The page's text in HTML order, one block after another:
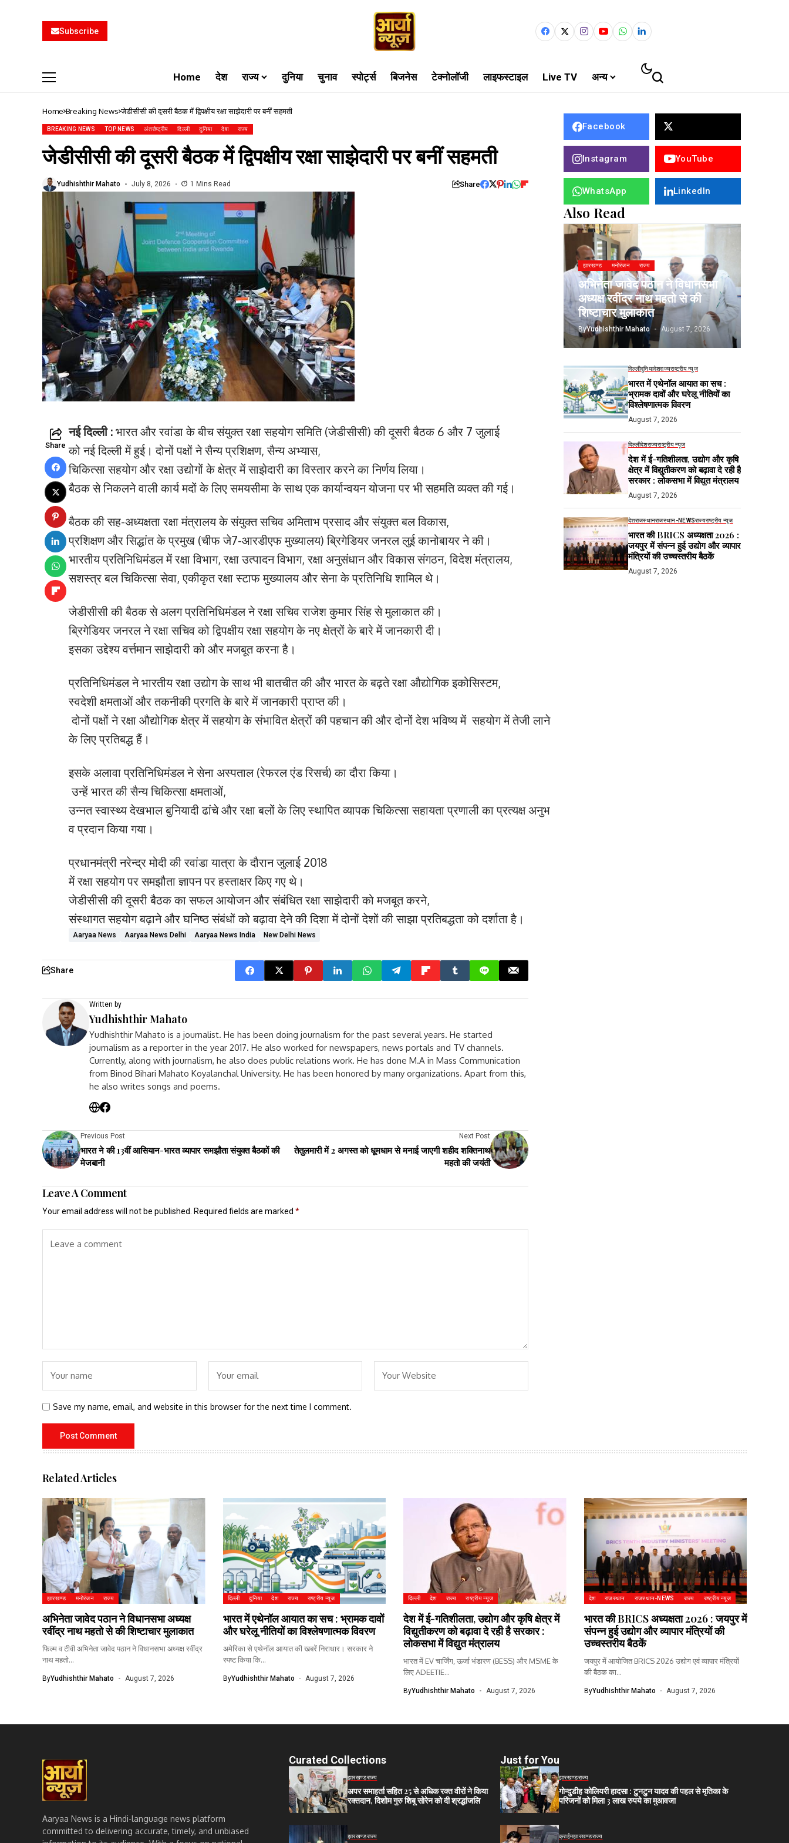
Subscribe
Home देश राज्य दुनिया चुनाव स्पोर्ट्स बिजनेस टेक्नोलॉजी लाइफस्टाइल Live TV अन्य
Home Breaking News जेडीसीसी की दूसरी बैठक में द्विपक्षीय रक्षा साझेदारी पर बनीं सहमती
BREAKING NEWS TOP NEWS अंतर्राष्ट्रीय दिल्ली दुनिया देश राज्य
जेडीसीसी की दूसरी बैठक में द्विपक्षीय रक्षा साझेदारी पर बनीं सहमती
Yudhishthir Mahato July 8, 2026 1 Mins Read Share
Share
नई दिल्ली :भारत और रवांडा के बीच संयुक्त रक्षा सहयोग समिति (जेडीसीसी) की दूसरी बैठक 6 और 7 जुलाई
को नई दिल्ली में हुई। दोनों पक्षों ने सैन्य प्रशिक्षण, सैन्य अभ्यास,
चिकित्सा सहयोग और रक्षा उद्योगों के क्षेत्र में साझेदारी का विस्तार करने का निर्णय लिया।
बैठक से निकलने वाली कार्य मदों के लिए समयसीमा के साथ एक कार्यान्वयन योजना पर भी सहमति व्यक्त की गई।
बैठक की सह-अध्यक्षता रक्षा मंत्रालय के संयुक्त सचिव अमिताभ प्रसाद और संयुक्त बल विकास,
प्रशिक्षण और सिद्धांत के प्रमुख (चीफ जे7-आरडीएफ मुख्यालय) ब्रिगेडियर जनरल लुई कानोबायर ने की।
भारतीय प्रतिनिधिमंडल में रक्षा विभाग, रक्षा उत्पादन विभाग, रक्षा अनुसंधान और विकास संगठन, विदेश मंत्रालय,
सशस्त्र बल चिकित्सा सेवा, एकीकृत रक्षा स्टाफ मुख्यालय और सेना के प्रतिनिधि शामिल थे।
जेडीसीसी की बैठक से अलग प्रतिनिधिमंडल ने रक्षा सचिव राजेश कुमार सिंह से मुलाकात की।
ब्रिगेडियर जनरल ने रक्षा सचिव को द्विपक्षीय रक्षा सहयोग के नए क्षेत्रों के बारे में जानकारी दी।
इसका उद्देश्य वर्त्तमान साझेदारी को और मजबूत करना है।
प्रतिनिधिमंडल ने भारतीय रक्षा उद्योग के साथ भी बातचीत की और भारत के बढ़ते रक्षा औद्योगिक इकोसिस्टम,
स्वदेशी क्षमताओं और तकनीकी प्रगति के बारे में जानकारी प्राप्त की।
दोनों पक्षों ने रक्षा औद्योगिक क्षेत्र में सहयोग के संभावित क्षेत्रों की पहचान की और दोनों देश भविष्य में सहयोग में तेजी लाने
के लिए प्रतिबद्ध हैं।
इसके अलावा प्रतिनिधिमंडल ने सेना अस्पताल (रेफरल एंड रिसर्च) का दौरा किया।
उन्हें भारत की सैन्य चिकित्सा क्षमताओं,
उन्नत स्वास्थ्य देखभाल बुनियादी ढांचे और रक्षा बलों के लिए स्थापित व्यापक चिकित्सा सहायता प्रणाली का प्रत्यक्ष अनुभ
व प्रदान किया गया।
प्रधानमंत्री नरेन्द्र मोदी की रवांडा यात्रा के दौरान जुलाई 2018
में रक्षा सहयोग पर समझौता ज्ञापन पर हस्ताक्षर किए गए थे।
जेडीसीसी की दूसरी बैठक का सफल आयोजन और संबंधित रक्षा साझेदारी को मजबूत करने,
संस्थागत सहयोग बढ़ाने और घनिष्ठ संबंधों को बढ़ावा देने की दिशा में दोनों देशों की साझा प्रतिबद्धता को दर्शाता है।
Aaryaa News Aaryaa News Delhi Aaryaa News India New Delhi News
Share
Written by
Yudhishthir Mahato
Yudhishthir Mahato is a journalist. He has been doing journalism for the past several years. He started
journalism as a reporter in the year 2017. He also worked for newspapers, news portals and TV channels.
Currently, along with journalism, he also does public relations work. He has done M.A in Mass Communication
from Binod Bihari Mahato Koyalanchal University. He has been honored by many organizations. Apart from this,
he also writes songs and poems.
Previous Post
भारत ने की 13वीं आसियान-भारत व्यापार समझौता संयुक्त बैठकों की
मेजबानी
Next Post
तेतुलमारी में 2 अगस्त को धूमधाम से मनाई जाएगी शहीद शक्तिनाथ
महतो की जयंती
Leave A Comment
Your email address will not be published. Required fields are marked *
Save my name, email, and website in this browser for the next time I comment.
Facebook
Instagram YouTube
WhatsApp LinkedIn
Also Read
झारखण्ड मनोरंजन राज्य
अभिनेता जावेद पठान ने विधानसभा
अध्यक्ष रवींद्र नाथ महतो से की
शिष्टाचार मुलाकात
ByYudhishthir Mahato August 7, 2026
दिल्लीदुनियादेशराज्यराष्ट्रीय न्यूज
भारत में एथेनॉल आयात का सच :
भ्रामक दावों और घरेलू नीतियों का
विश्लेषणात्मक विवरण
August 7, 2026
दिल्लीदेशराज्यराष्ट्रीय न्यूज
देश में ई-गतिशीलता, उद्योग और कृषि
क्षेत्र में विद्युतीकरण को बढ़ावा दे रही है
सरकार : लोकसभा में विद्युत मंत्रालय
August 7, 2026
देशराजस्थानराजस्थान-NEWSराज्यराष्ट्रीय न्यूज
भारत की BRICS अध्यक्षता 2026 :
जयपुर में संपन्न हुई उद्योग और व्यापार
मंत्रियों की उच्चस्तरीय बैठकें
August 7, 2026
Related Articles
झारखण्ड मनोरंजन राज्य
अभिनेता जावेद पठान ने विधानसभा अध्यक्ष
रवींद्र नाथ महतो से की शिष्टाचार मुलाकात
फिल्म व टीवी अभिनेता जावेद पठान ने विधानसभा अध्यक्ष रवींद्र
नाथ महतो...
ByYudhishthir Mahato August 7, 2026
दिल्ली दुनिया देश राज्य राष्ट्रीय न्यूज
भारत में एथेनॉल आयात का सच : भ्रामक दावों
और घरेलू नीतियों का विश्लेषणात्मक विवरण
अमेरिका से एथेनॉल आयात की खबरें निराधार। सरकार ने
स्पष्ट किया कि...
ByYudhishthir Mahato August 7, 2026
दिल्ली देश राज्य राष्ट्रीय न्यूज
देश में ई-गतिशीलता, उद्योग और कृषि क्षेत्र में
विद्युतीकरण को बढ़ावा दे रही है सरकार :
लोकसभा में विद्युत मंत्रालय
भारत में EV चार्जिंग, ऊर्जा भंडारण (BESS) और MSME के
लिए ADEETIE...
ByYudhishthir Mahato August 7, 2026
देश राजस्थान राजस्थान-NEWS राज्य राष्ट्रीय न्यूज
भारत की BRICS अध्यक्षता 2026 : जयपुर में
संपन्न हुई उद्योग और व्यापार मंत्रियों की
उच्चस्तरीय बैठकें
जयपुर में आयोजित BRICS 2026 उद्योग एवं व्यापार मंत्रियों
की बैठक का...
ByYudhishthir Mahato August 7, 2026
Aaryaa News is a Hindi-language news platform
committed to delivering accurate, timely, and unbiased
Curated Collections
झारखण्डराज्य
अपर समाहर्ता सहित 25 से अधिक रक्त वीरों ने किया
रक्तदान, दिशोम गुरु शिबू सोरेन को दी श्रद्धांजलि
झारखण्डराज्य
Just for You
झारखण्डराज्य
गोन्दुडीह कोलियरी हादसा : टुनटुन यादव की पहल से मृतिका के
परिजनों को मिला 3 लाख रुपये का मुआवजा
क्राईमझारखण्डराज्य